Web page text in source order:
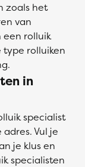
zoals het
van
een rolluik
type rolluiken
in
specialist
Vul je
je klus en
specialisten